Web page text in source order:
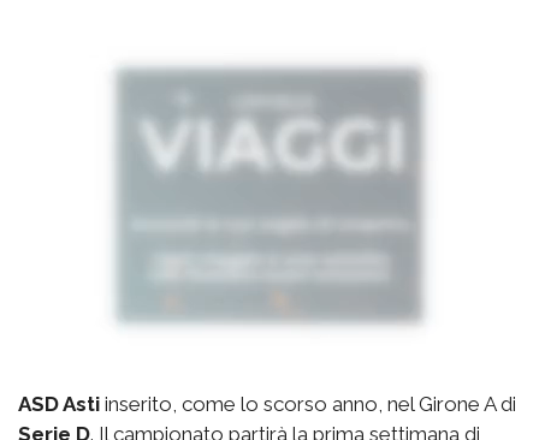
ASD Asti inserito, come lo scorso anno, nel Girone A di
Serie D. Il campionato partirà la prima settimana di